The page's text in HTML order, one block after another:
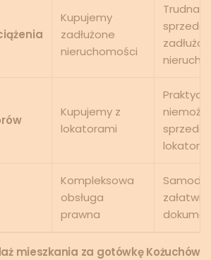
Kupujemy
zadłużone
nieruchomości
Trudna/
sprzedaż
Kupujemy z
lokatorami
Kompleksowa
obsługa
prawna
mieszkania za gotówkę Kożuchów